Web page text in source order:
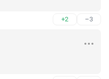
+2 –3